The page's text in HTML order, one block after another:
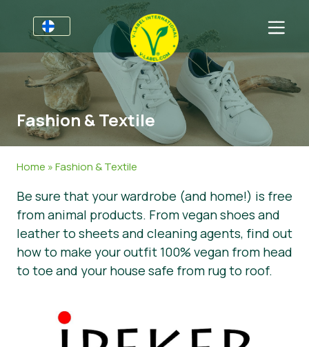
Yrityksille
Tietoa yrityksille
V-Label Webinars
Sertifioi tuotteesi tai palvelusi
Sektorit
Yleistä Tietoa
Kosmetiikka & Siivousaineet
Muut Tuotteet
FAQ
Meistä
Ota yhteyttä
Sertifioi tuotteesi tai palvelusi
Uutiset
Lehdistön materiaalit
Fashion & Textile
Home »Fashion & Textile
Be sure that your wardrobe (and home!) is free
from animal products. From vegan shoes and
leather to sheets and cleaning agents, find out
how to make your outfit 100% vegan from head
to toe and your house safe from rug to roof.